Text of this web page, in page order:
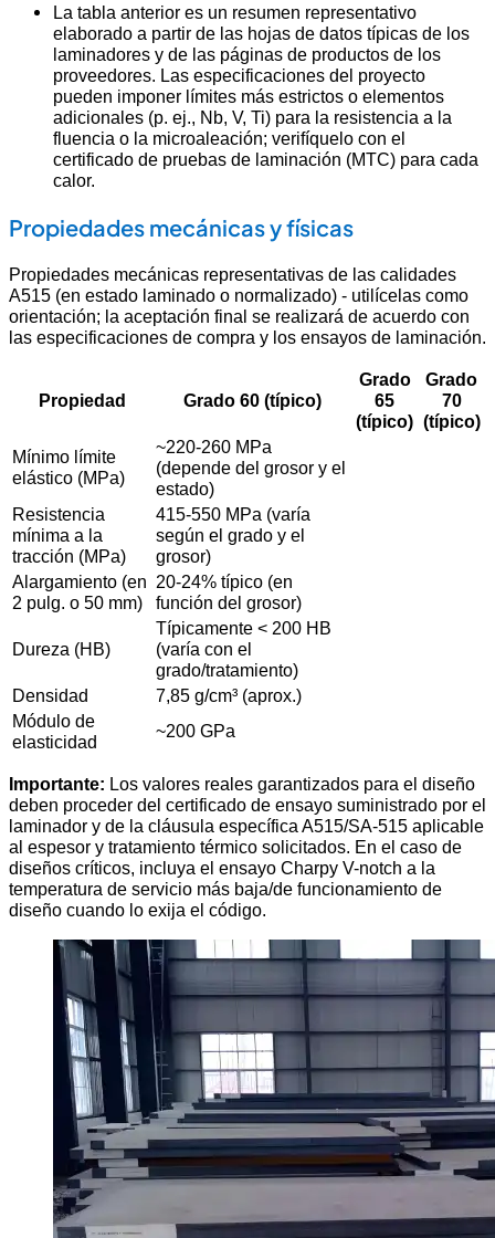
La tabla anterior es un resumen representativo
elaborado a partir de las hojas de datos típicas de los
laminadores y de las páginas de productos de los
proveedores. Las especificaciones del proyecto
pueden imponer límites más estrictos o elementos
adicionales (p. ej., Nb, V, Ti) para la resistencia a la
fluencia o la microaleación; verifíquelo con el
certificado de pruebas de laminación (MTC) para cada
calor.
Propiedades mecánicas y físicas
Propiedades mecánicas representativas de las calidades
A515 (en estado laminado o normalizado) - utilícelas como
orientación; la aceptación final se realizará de acuerdo con
las especificaciones de compra y los ensayos de laminación.
Propiedad Grado 60 (típico)
Grado
65
(típico)
Grado
70
(típico)
Mínimo límite
elástico (MPa)
~220-260 MPa
(depende del grosor y el
estado)
Resistencia
mínima a la
tracción (MPa)
415-550 MPa (varía
según el grado y el
grosor)
Alargamiento (en
2 pulg. o 50 mm)
20-24% típico (en
función del grosor)
Dureza (HB)
Típicamente < 200 HB
(varía con el
grado/tratamiento)
Densidad
7,85 g/cm³ (aprox.)
Módulo de
elasticidad
~200 GPa
Importante: Los valores reales garantizados para el diseño
deben proceder del certificado de ensayo suministrado por el
laminador y de la cláusula específica A515/SA-515 aplicable
al espesor y tratamiento térmico solicitados. En el caso de
diseños críticos, incluya el ensayo Charpy V-notch a la
temperatura de servicio más baja/de funcionamiento de
diseño cuando lo exija el código.